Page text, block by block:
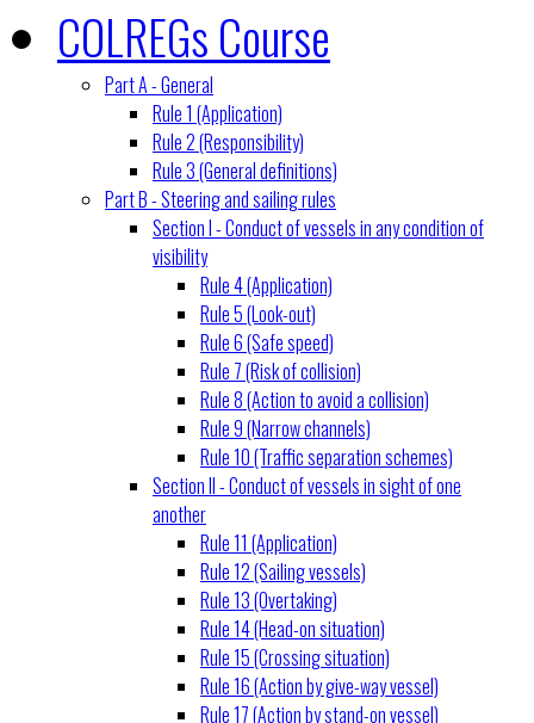
COLREGs Course
Part A - General
Rule 1 (Application)
Rule 2 (Responsibility)
Rule 3 (General definitions)
Part B - Steering and sailing rules
Section I - Conduct of vessels in any condition of
visibility
Rule 4 (Application)
Rule 5 (Look-out)
Rule 6 (Safe speed)
Rule 7 (Risk of collision)
Rule 8 (Action to avoid a collision)
Rule 9 (Narrow channels)
Rule 10 (Traffic separation schemes)
Section II - Conduct of vessels in sight of one
another
Rule 11 (Application)
Rule 12 (Sailing vessels)
Rule 13 (Overtaking)
Rule 14 (Head-on situation)
Rule 15 (Crossing situation)
Rule 16 (Action by give-way vessel)
Rule 17 (Action by stand-on vessel)